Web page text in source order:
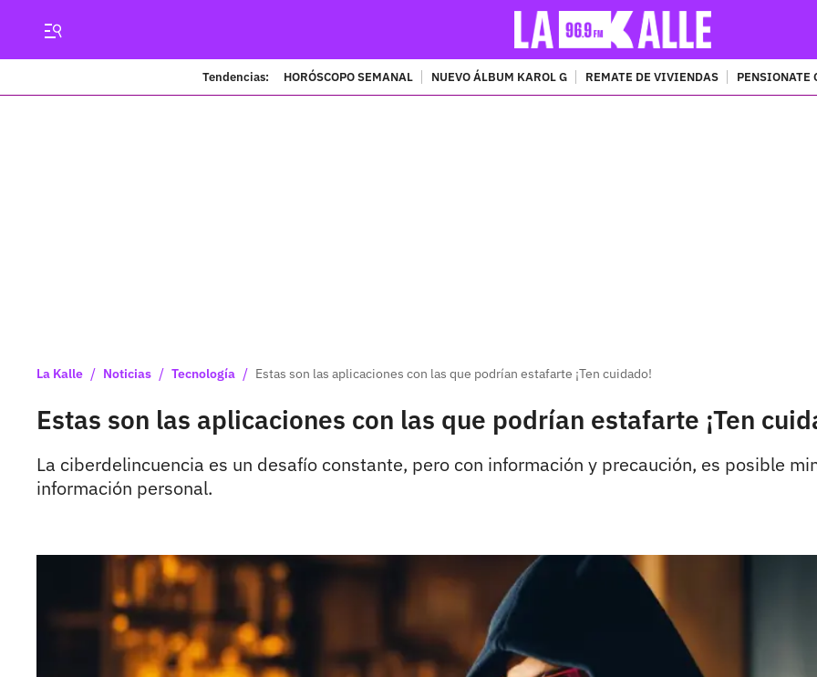
Tendencias: HORÓSCOPO SEMANAL NUEVO ÁLBUM KAROL G REMATE DE VIVIENDAS PENSIONATE
La Kalle / Noticias / Tecnología / Estas son las aplicaciones con las que podrían estafarte ¡Ten cuidado!
Estas son las aplicaciones con las que podrían estafarte ¡Ten
La ciberdelincuencia es un desafío constante, pero con información y precaución, es posible
información personal.